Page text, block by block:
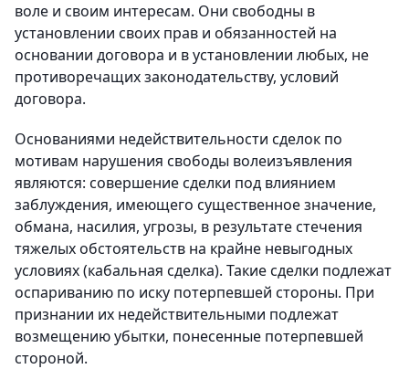
воле и своим интересам. Они свободны в
установлении своих прав и обязанностей на
основании договора и в установлении любых, не
противоречащих законодательству, условий
договора.
Основаниями недействительности сделок по
мотивам нарушения свободы волеизъявления
являются: совершение сделки под влиянием
заблуждения, имеющего существенное значение,
обмана, насилия, угрозы, в результате стечения
тяжелых обстоятельств на крайне невыгодных
условиях (кабальная сделка). Такие сделки подлежат
оспариванию по иску потерпевшей стороны. При
признании их недействительными подлежат
возмещению убытки, понесенные потерпевшей
стороной.